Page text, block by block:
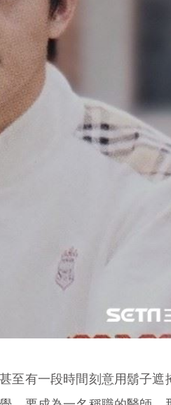
有一段時間刻意用鬍子遮